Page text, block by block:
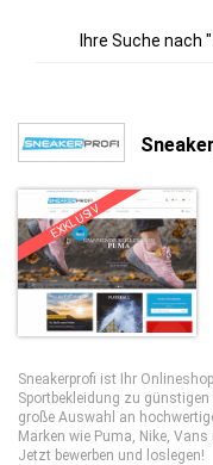
Ihre Suche nach "
EXKLUSIV
Sneakerprofi ist Ihr
Sportbekleidung zu günstigen
große Auswahl an
Marken wie Puma, Nike,
Jetzt bewerben und loslegen!